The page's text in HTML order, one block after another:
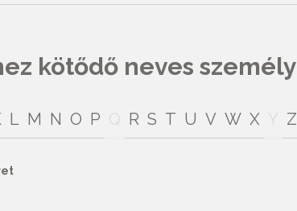
kötődő neves
L M N O P R S T U V W X Z